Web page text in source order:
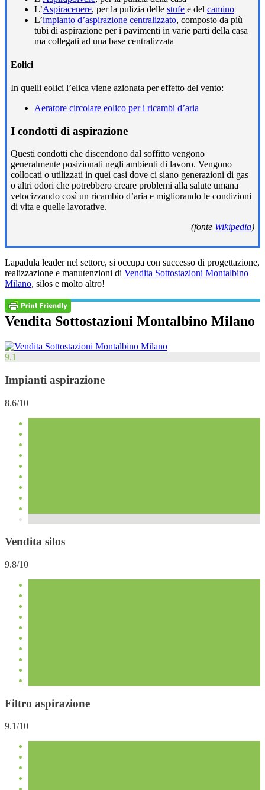
L’Aspiracenere, per la pulizia delle stufe e del camino
L’impianto d’aspirazione centralizzato, composto da più
tubi di aspirazione per i pavimenti in varie parti della casa
ma collegati ad una base centralizzata
Eolici
In quelli eolici l’elica viene azionata per effetto del vento:
Aeratore circolare eolico per i ricambi d’aria
I condotti di aspirazione
Questi condotti che discendono dal soffitto vengono
generalmente posizionati negli ambienti di lavoro. Vengono
collocati o utilizzati in quei casi dove ci siano generazioni di gas
o altri odori che potrebbero creare problemi alla salute umana
velocizzando così un ricambio d’aria e migliorando le condizioni
di vita e quelle lavorative.
(fonte Wikipedia)
Lapadula leader nel settore, si occupa con successo di progettazione,
realizzazione e manutenzioni di Vendita Sottostazioni Montalbino
Milano, silos e molto altro!
Vendita Sottostazioni Montalbino Milano
9.1
Impianti aspirazione
8.6/10
Vendita silos
9.8/10
Filtro aspirazione
9.1/10